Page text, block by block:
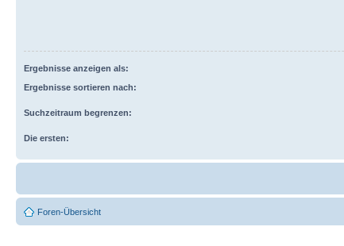
Ergebnisse anzeigen als:
Ergebnisse sortieren nach:
Suchzeitraum begrenzen:
Die ersten:
Foren-Übersicht